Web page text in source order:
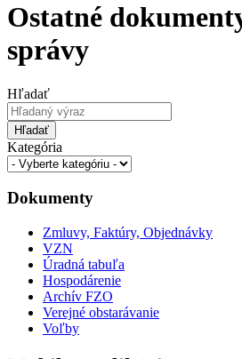
Ostatné
správy
Hľadať
Hľadať
Kategória
Dokumenty
Zmluvy, Faktúry, Objednávky
VZN
Úradná tabuľa
Hospodárenie
Archív FZO
Verejné obstarávanie
Voľby